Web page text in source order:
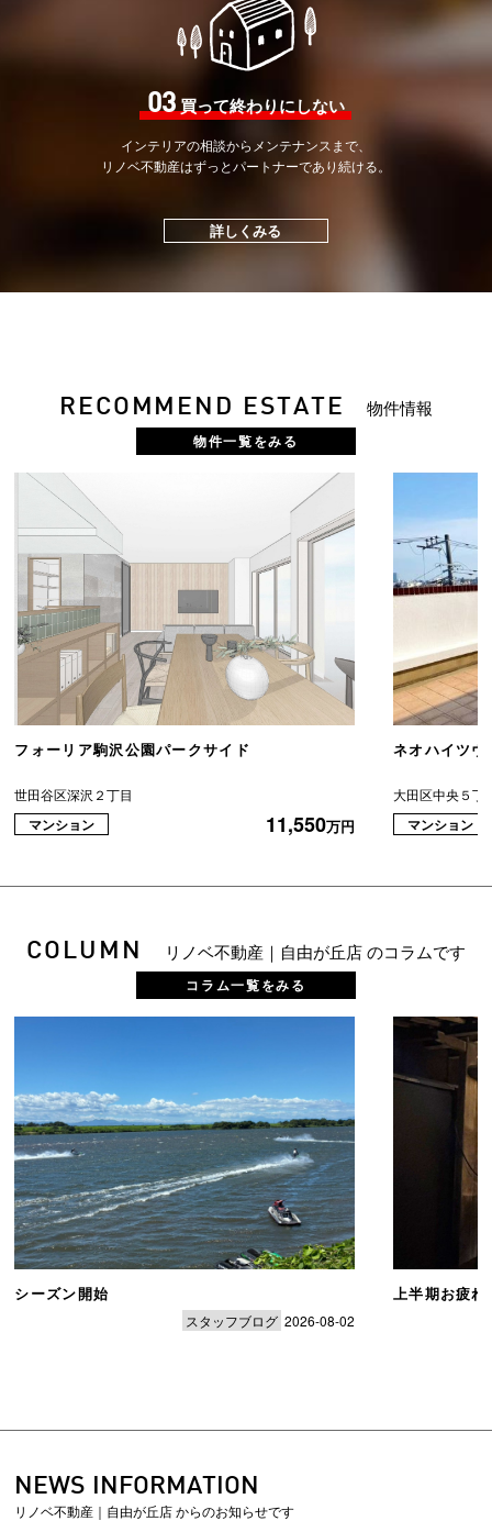
03買って終わりにしない
インテリアの相談から メンテナンスまで、
リノベ不動産はずっとパートナーであり続ける。
詳しくみる
RECOMMEND ESTATE 物件情報
物件一覧をみる
フォーリア駒沢公園パークサイド
世田谷区深沢２丁目
マンション 11,550万円
ネオハイツヴ
大田区中央５丁
マンション
COLUMN リノベ不動産｜自由が丘店 のコラムです
コラム一覧をみる
シーズン開始
スタッフブログ 2026-08-02
上半期お疲
NEWS INFORMATION
リノベ不動産｜自由が丘店 からのお知らせです